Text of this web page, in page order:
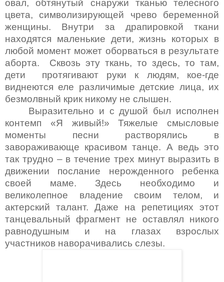
овал, обтянутый снаружи тканью телесного
цвета, символизирующей чрево беременной
женщины. Внутри за драпировкой ткани
находятся маленькие дети, жизнь которых в
любой момент может оборваться в результате
аборта. Сквозь эту ткань, то здесь, то там,
дети протягивают руки к людям, кое-где
виднеются еле различимые детские лица, их
безмолвный крик никому не слышен.
Выразительно и с душой был исполнен
контемп «Я живый!» Тяжелые смысловые
моменты песни растворялись в
завораживающе красивом танце. А ведь это
так трудно – в течение трех минут выразить в
движении послание нерожденного ребенка
своей маме. Здесь необходимо и
великолепное владение своим телом, и
актерский талант. Даже на репетициях этот
танцевальный фрагмент не оставлял никого
равнодушным и на глазах взрослых
участников наворачивались слезы.